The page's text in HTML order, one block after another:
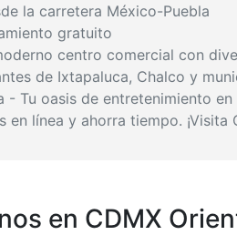
la carretera México-Puebla
gratuito
centro comercial con
de Ixtapaluca, Chalco y
- Tu oasis de entretenimiento
en línea y ahorra tiempo.
en CDMX